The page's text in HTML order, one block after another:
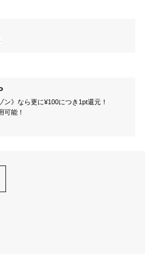
》なら更に¥100につき1pt還元！
可能！